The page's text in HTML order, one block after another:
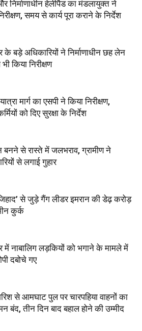
निर्माणाधीन हेलीपैड का मंडलायुक्त ने
समय से कार्य पूरा कराने के निर्देश
के बड़े अधिकारियों ने निर्माणाधीन छह लेन
किया निरीक्षण
मार्ग का एसपी ने किया निरीक्षण,
को दिए सुरक्षा के निर्देश
बनने से रास्ते में जलभराव, ग्रामीण ने
से लगाई गुहार
से जुड़े गैंग लीडर इमरान की डेढ़ करोड़
कुर्क
में नाबालिग लड़कियों को भगाने के मामले में
दबोचे गए
से आमघाट पुल पर चारपहिया वाहनों का
बंद, तीन दिन बाद बहाल होने की उम्मीद